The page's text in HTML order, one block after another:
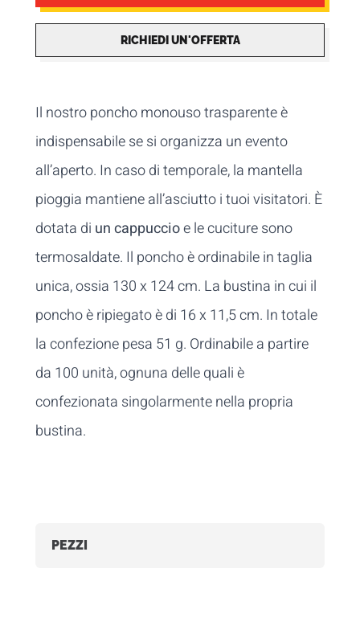
RICHIEDI UN'OFFERTA
Il nostro poncho monouso trasparente è
indispensabile se si organizza un evento
all’aperto. In caso di temporale, la mantella
pioggia mantiene all’asciutto i tuoi visitatori. È
dotata di un cappuccioe le cuciture sono
termosaldate. Il poncho è ordinabile in taglia
unica, ossia 130 x 124 cm. La bustina in cui il
poncho è ripiegato è di 16 x 11,5 cm. In totale
la confezione pesa 51 g. Ordinabile a partire
da 100 unità, ognuna delle quali è
confezionata singolarmente nella propria
bustina.
PEZZI